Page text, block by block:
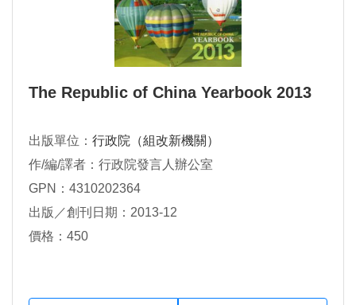
The Republic of China Yearbook 2013
出版單位： 行政院（組改新機關）
作/編/譯者：行政院發言人辦公室
GPN：4310202364
出版／創刊日期：2013-12
價格：450